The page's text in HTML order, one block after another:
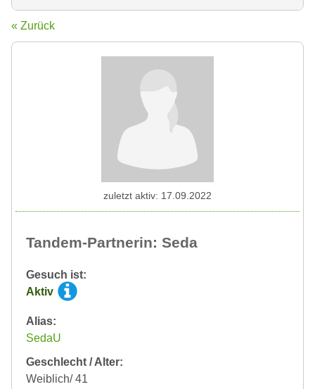
« Zurück
Tandem-Partnerin: Seda
Gesuch ist:
Aktiv
Alias:
SedaU
Geschlecht / Alter:
Weiblich/ 41
zuletzt aktiv: 17.09.2022